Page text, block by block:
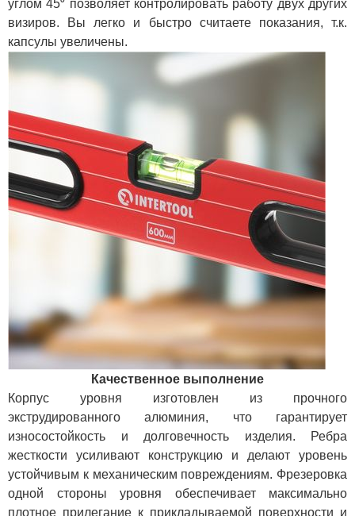
углом 45⁰ позволяет контролировать работу двух других
визиров. Вы легко и быстро считаете показания, т.к.
капсулы увеличены.
Качественное выполнение
Корпус уровня изготовлен из прочного
экструдированного алюминия, что гарантирует
износостойкость и долговечность изделия. Ребра
жесткости усиливают конструкцию и делают уровень
устойчивым к механическим повреждениям. Фрезеровка
одной стороны уровня обеспечивает максимально
плотное прилегание к прикладываемой поверхности и